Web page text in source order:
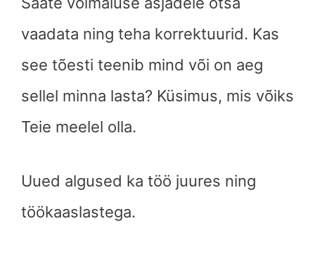
vaadata ning teha korrektuurid. Kas
see tõesti teenib mind või on aeg
sellel minna lasta? Küsimus, mis võiks
Teie meelel olla.
Uued algused ka töö juures ning
töökaaslastega.